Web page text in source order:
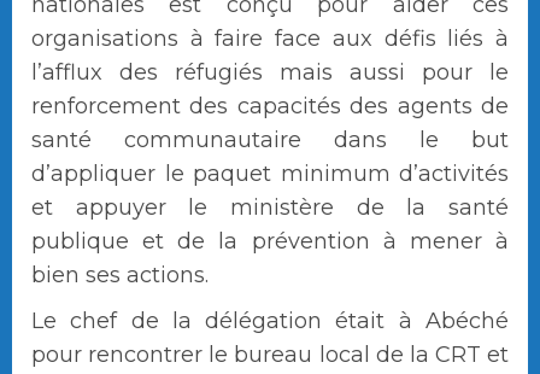
organisations à faire face aux défis liés à
l’afflux des réfugiés mais aussi pour le
renforcement des capacités des agents de
santé communautaire dans le but
d’appliquer le paquet minimum d’activités
et appuyer le ministère de la santé
publique et de la prévention à mener à
bien ses actions.
Le chef de la délégation était à Abéché
pour rencontrer le bureau local de la CRT et